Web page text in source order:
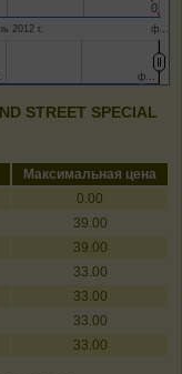
2012 г. ф…
0
0
ф…
ф…
STREET SPECIAL
Максимальная цена
0.00
39.00
39.00
33.00
33.00
33.00
33.00